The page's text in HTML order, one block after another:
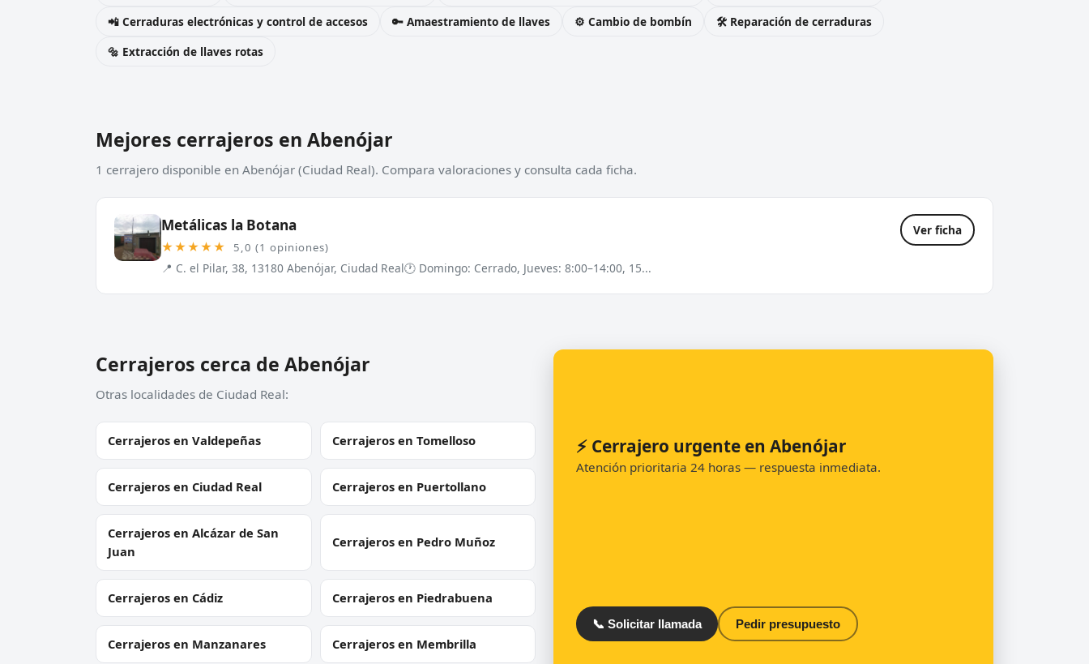
📲 Cerraduras electrónicas y control de accesos
🔑 Amaestramiento de llaves ⚙️ Cambio de bombín
🛠️ Reparación de cerraduras
🔩 Extracción de llaves rotas
Mejores cerrajeros en Abenójar
1 cerrajero disponible en Abenójar (Ciudad Real). Compara valoraciones y consulta cada ficha.
Metálicas la Botana
★★★★★ 5,0 (1 opiniones)
📍 C. el Pilar, 38, 13180 Abenójar, Ciudad Real🕐 Domingo: Cerrado, Jueves: 8:00–14:00, 15...
Ver ficha
Cerrajeros cerca de Abenójar
Otras localidades de Ciudad Real:
Cerrajeros en Valdepeñas Cerrajeros en Tomelloso
Cerrajeros en Ciudad Real Cerrajeros en Puertollano
Cerrajeros en Alcázar de San
Juan
Cerrajeros en Pedro Muñoz
Cerrajeros en Cádiz Cerrajeros en Piedrabuena
Cerrajeros en Manzanares Cerrajeros en Membrilla
⚡ Cerrajero urgente en Abenójar
Atención prioritaria 24 horas — respuesta inmediata.
📞 Solicitar llamada Pedir presupuesto